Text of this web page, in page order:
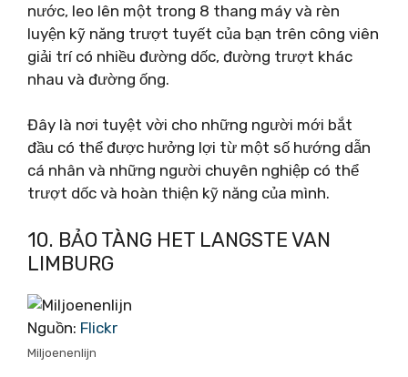
nước, leo lên một trong 8 thang máy và rèn
luyện kỹ năng trượt tuyết của bạn trên công viên
giải trí có nhiều đường dốc, đường trượt khác
nhau và đường ống.
Đây là nơi tuyệt vời cho những người mới bắt
đầu có thể được hưởng lợi từ một số hướng dẫn
cá nhân và những người chuyên nghiệp có thể
trượt dốc và hoàn thiện kỹ năng của mình.
10. BẢO TÀNG HET LANGSTE VAN
LIMBURG
Nguồn: Flickr
Miljoenenlijn